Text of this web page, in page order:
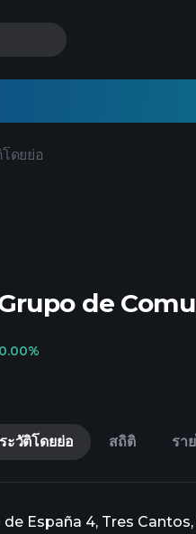
ดยย่อ
de
0.00%
ะวัติโดยย่อ สถิติ รา
España 4, Tres